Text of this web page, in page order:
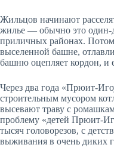
Жильцов начинают
жилье — обычно это один-
приличных районах.
выселенной башне,
башню оцепляет кордон, и
Через два года «Прюит-
строительным мусором
высевают траву с
проб­лему «детей Прюит-
тысяч головорезов, с
выживания в очень диких